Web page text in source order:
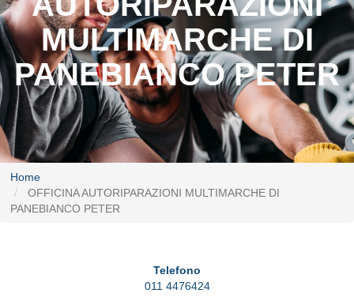
MULTIMARCHE DI
PANEBIANCO PETER
Home
OFFICINA AUTORIPARAZIONI MULTIMARCHE DI
PANEBIANCO PETER
Telefono
011 4476424